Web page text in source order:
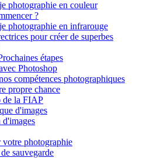
photographie en couleur
?
photographie en infrarouge
pour créer de superbes
étapes
Photoshop
compétences photographiques
propre chance
de la FIAP
d'images
d'images
photographie
sauvegarde